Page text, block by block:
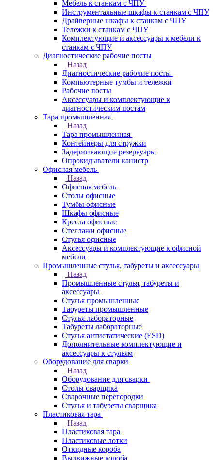
Мебель к станкам с ЧПУ
Инструментальные шкафы к станкам с ЧПУ
Драйверные шкафы к станкам с ЧПУ
Тележки к станкам с ЧПУ
Комплектующие и аксессуары к мебели к
станкам с ЧПУ
Диагностические рабочие посты
Назад
Диагностические рабочие посты
Компьютерные тумбы и тележки
Рабочие посты
Аксессуары и комплектующие к
диагностическим постам
Тара промышленная
Назад
Тара промышленная
Контейнеры для стружки
Задерживающие резервуары
Опрокидыватели канистр
Офисная мебель
Назад
Офисная мебель
Столы офисные
Тумбы офисные
Шкафы офисные
Кресла офисные
Стеллажи офисные
Стулья офисные
Аксессуары и комплектующие к офисной
мебели
Промышленные стулья, табуреты и аксессуары
Назад
Промышленные стулья, табуреты и
аксессуары
Стулья промышленные
Табуреты промышленные
Стулья лабораторные
Табуреты лабораторные
Стулья антистатические (ESD)
Дополнительные комплектующие и
аксессуары к стульям
Оборудование для сварки
Назад
Оборудование для сварки
Столы сварщика
Сварочные перегородки
Стулья и табуреты сварщика
Пластиковая тара
Назад
Пластиковая тара
Пластиковые лотки
Откидные короба
Выдвижные короба